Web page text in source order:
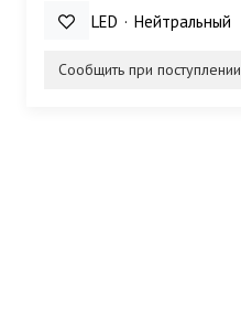
6 Bт LED Нейтральный
Сообщить при поступлении